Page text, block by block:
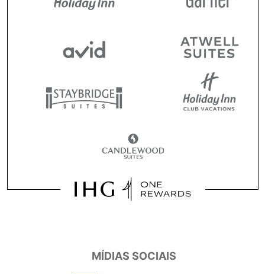
MÍDIAS SOCIAIS